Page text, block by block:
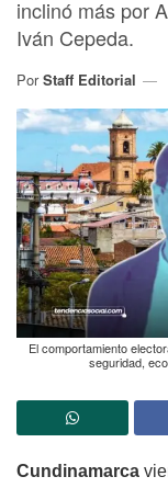
inclinó más por
Iván Cepeda.
Por Staff Editorial
El comportamiento
seguridad,
Cundinamarca